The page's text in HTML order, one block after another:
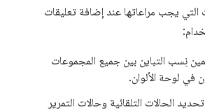
يجب مراعاتها عند إضافة تعليقات
نِسب التباين بين جميع المجموعات
في لوحة الألوان.
الحالات التلقائية وحالات التمرير